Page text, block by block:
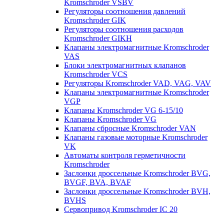
Kromschroder VSBV
Регуляторы соотношения давлений
Kromschroder GIK
Регуляторы соотношения расходов
Kromschroder GIKH
Клапаны электромагнитные Kromschroder
VAS
Блоки электромагнитных клапанов
Kromschroder VCS
Регуляторы Kromschroder VAD, VAG, VAV
Клапаны электромагнитные Kromschroder
VGP
Клапаны Kromschroder VG 6-15/10
Клапаны Kromschroder VG
Клапаны сбросные Kromschroder VAN
Клапаны газовые моторные Kromschroder
VK
Автоматы контроля герметичности
Kromschroder
Заслонки дроссельные Kromschroder BVG,
BVGF, BVA, BVAF
Заслонки дроссельные Kromschroder BVH,
BVHS
Сервопривод Kromschroder IC 20